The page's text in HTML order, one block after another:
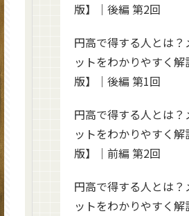
版】｜後編 第2回
円高で得する人とは？
ットをわかりやすく
版】｜後編 第1回
円高で得する人とは？
ットをわかりやすく
版】｜前編 第2回
円高で得する人とは？
ットをわかりやすく